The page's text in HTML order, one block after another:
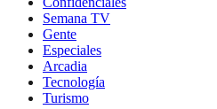
Semana TV
Gente
Especiales
Arcadia
Tecnología
Turismo